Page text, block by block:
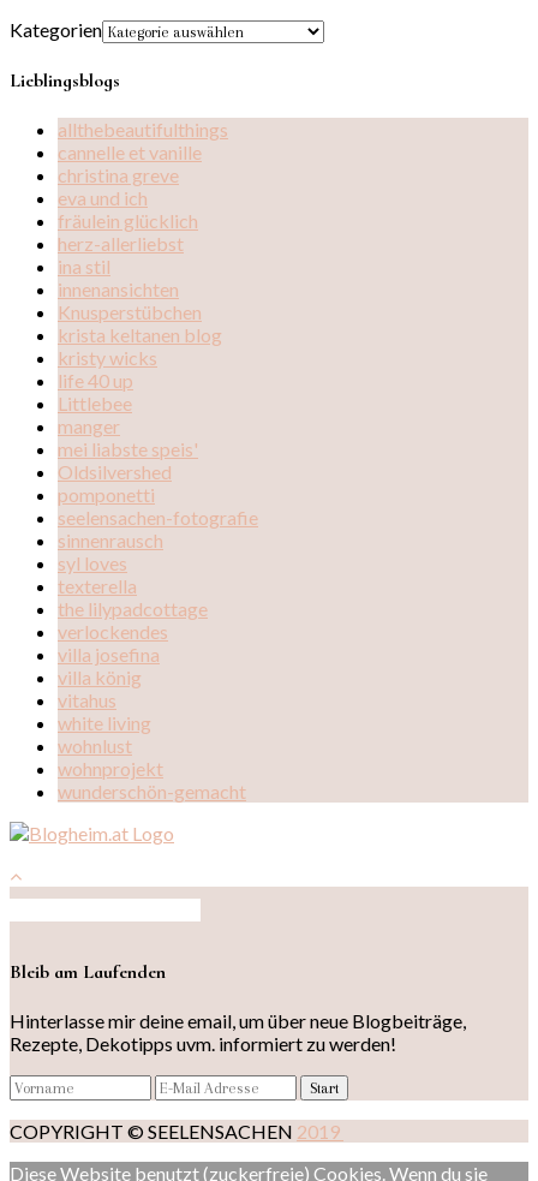
Kategorien
Lieblingsblogs
allthebeautifulthings
cannelle et vanille
christina greve
eva und ich
fräulein glücklich
herz-allerliebst
ina stil
innenansichten
Knusperstübchen
krista keltanen blog
kristy wicks
life 40 up
Littlebee
manger
mei liabste speis'
Oldsilvershed
pomponetti
seelensachen-fotografie
sinnenrausch
syl loves
texterella
the lilypadcottage
verlockendes
villa josefina
villa könig
vitahus
white living
wohnlust
wohnprojekt
wunderschön-gemacht
Bleib am Laufenden
Hinterlasse mir deine email, um über neue Blogbeiträge,
Rezepte, Dekotipps uvm. informiert zu werden!
COPYRIGHT © SEELENSACHEN 2019
Diese Website benutzt (zuckerfreie) Cookies. Wenn du sie